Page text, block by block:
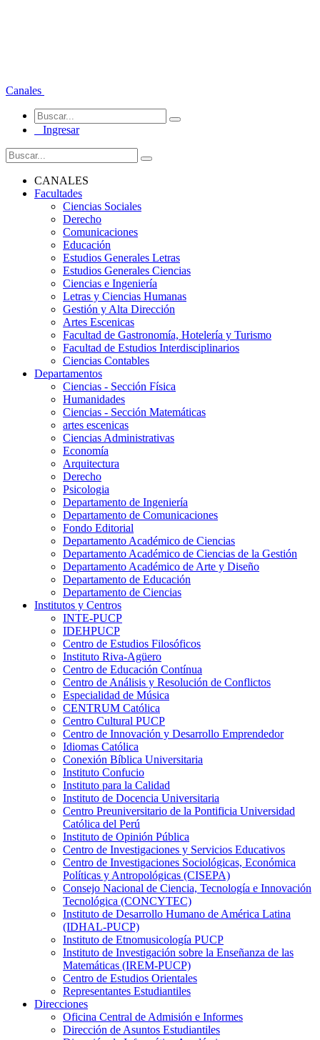
Canales
Ingresar
CANALES
Facultades
Ciencias Sociales
Derecho
Comunicaciones
Educación
Estudios Generales Letras
Estudios Generales Ciencias
Ciencias e Ingeniería
Letras y Ciencias Humanas
Gestión y Alta Dirección
Artes Escenicas
Facultad de Gastronomía, Hotelería y Turismo
Facultad de Estudios Interdisciplinarios
Ciencias Contables
Departamentos
Ciencias - Sección Física
Humanidades
Ciencias - Sección Matemáticas
artes escenicas
Ciencias Administrativas
Economía
Arquitectura
Derecho
Psicologia
Departamento de Ingeniería
Departamento de Comunicaciones
Fondo Editorial
Departamento Académico de Ciencias
Departamento Académico de Ciencias de la Gestión
Departamento Académico de Arte y Diseño
Departamento de Educación
Departamento de Ciencias
Institutos y Centros
INTE-PUCP
IDEHPUCP
Centro de Estudios Filosóficos
Instituto Riva-Agüero
Centro de Educación Contínua
Centro de Análisis y Resolución de Conflictos
Especialidad de Música
CENTRUM Católica
Centro Cultural PUCP
Centro de Innovación y Desarrollo Emprendedor
Idiomas Católica
Conexión Bíblica Universitaria
Instituto Confucio
Instituto para la Calidad
Instituto de Docencia Universitaria
Centro Preuniversitario de la Pontificia Universidad
Católica del Perú
Instituto de Opinión Pública
Centro de Investigaciones y Servicios Educativos
Centro de Investigaciones Sociológicas, Económica
Políticas y Antropológicas (CISEPA)
Consejo Nacional de Ciencia, Tecnología e Innovación
Tecnológica (CONCYTEC)
Instituto de Desarrollo Humano de América Latina
(IDHAL-PUCP)
Instituto de Etnomusicología PUCP
Instituto de Investigación sobre la Enseñanza de las
Matemáticas (IREM-PUCP)
Centro de Estudios Orientales
Representantes Estudiantiles
Direcciones
Oficina Central de Admisión e Informes
Dirección de Asuntos Estudiantiles